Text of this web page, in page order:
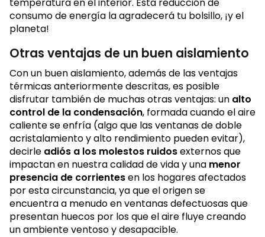
consumo de energía la agradecerá tu bolsillo, ¡y el
planeta!
Otras ventajas de un buen aislamiento
Con un buen aislamiento, además de las ventajas
térmicas anteriormente descritas, es posible
disfrutar también de muchas otras ventajas: un alto
control de la condensación, formada cuando el aire
caliente se enfría (algo que las ventanas de doble
acristalamiento y alto rendimiento pueden evitar),
decirle adiós a los molestos ruidosexternos que
impactan en nuestra calidad de vida y una menor
presencia de corrientesen los hogares afectados
por esta circunstancia, ya que el origen se
encuentra a menudo en ventanas defectuosas que
presentan huecos por los que el aire fluye creando
un ambiente ventoso y desapacible.